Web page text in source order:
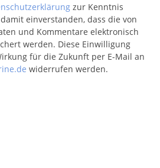
zur Kenntnis
einverstanden, dass die von
und Kommentare elektronisch
werden. Diese Einwilligung
für die Zukunft per E-Mail an
widerrufen werden.